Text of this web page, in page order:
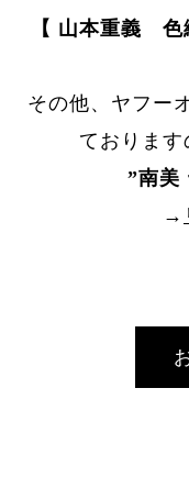
【 山本重義
その他、ヤフー
ております
”南美
→